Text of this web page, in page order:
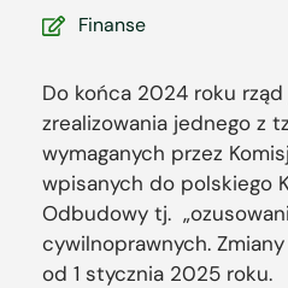
Finanse
Do końca 2024 roku
zrealizowania jednego z
wymaganych przez
wpisanych do polskiego
Odbudowy tj.
cywilnoprawnych.
od 1 stycznia 2025 roku.